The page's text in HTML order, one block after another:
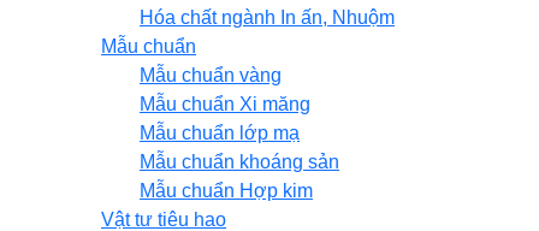
Hóa chất ngành In ấn, Nhuộm
Mẫu chuẩn
Mẫu chuẩn vàng
Mẫu chuẩn Xi măng
Mẫu chuẩn lớp mạ
Mẫu chuẩn khoáng sản
Mẫu chuẩn Hợp kim
Vật tư tiêu hao